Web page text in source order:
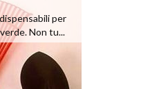
per
Non tu...